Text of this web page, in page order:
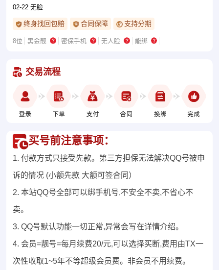
02-22 无脸
终身找回包赔 合同保障 支持分期
8位 黑金靓 密保手机 无人脸 能绑
交易流程
买号前注意事项：
1. 付款方式只接受先款。第三方担保无法解决QQ号被申
诉的情况 (小额先款 大额可签合同）
2. 本站QQ号全部可以绑手机号,不安全不卖,不省心不
卖。
3. QQ号默认功能一切正常,异常会写在详情介绍。
4. 会员=靓号=每月续费20/元,可以选择买断,费用由TX一
次性收取1~5年不等超级会员费。非会员不用续费。